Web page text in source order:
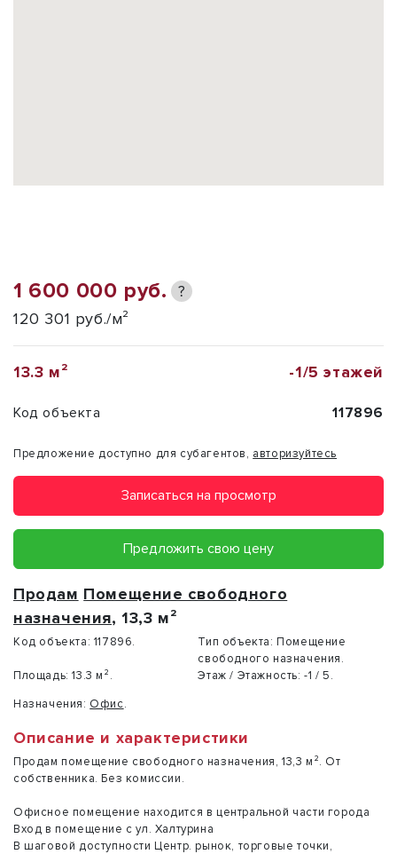
1 600 000 руб. ?
120 301 руб./м²
13.3 м² -1/5 этажей
Код объекта 117896
Предложение доступно для субагентов, авторизуйтесь
Записаться на просмотр
Предложить свою цену
Продам Помещение свободного
назначения, 13,3 м²
Код объекта: 117896. Тип объекта: Помещение
свободного назначения.
Площадь: 13.3 м². Этаж / Этажность: -1 / 5.
Назначения: Офис.
Описание и характеристики
Продам помещение свободного назначения, 13,3 м². От
собственника. Без комиссии.
Офисное помещение находится в центральной части города
Вход в помещение с ул. Халтурина
В шаговой доступности Центр. рынок, торговые точки,